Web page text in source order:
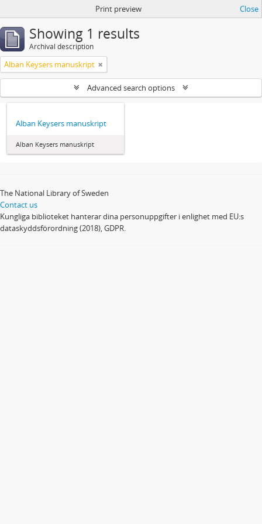
Print preview Close
Showing 1 results
Archival description
Alban Keysers manuskript
Advanced search options
Alban Keysers manuskript
Alban Keysers manuskript
The National Library of Sweden
Contact us
Kungliga biblioteket hanterar dina personuppgifter i enlighet med EU:s
dataskyddsförordning (2018), GDPR.